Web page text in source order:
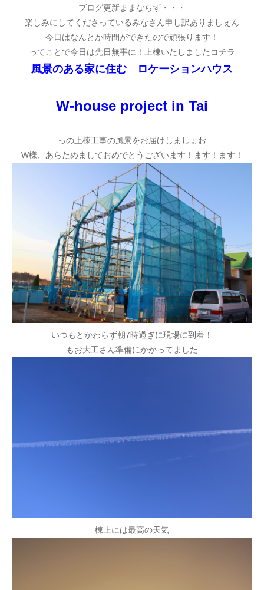
ブログ更新ままならず・・・
楽しみにしてくださっているみなさん申し訳ありましぇん
今日はなんとか時間ができたので頑張ります！
ってことで今日は先日無事に！上棟いたしましたコチラ
風景のある家に住む ロケーションハウス
W-house project in Tai
っの上棟工事の風景をお届けしましょお
W様、あらためましておめでとうございます！ます！ます！
いつもとかわらず朝7時過ぎに現場に到着！
もお大工さん準備にかかってました
棟上には最高の天気